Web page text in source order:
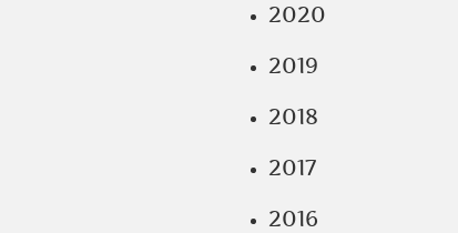
2020
2019
2018
2017
2016